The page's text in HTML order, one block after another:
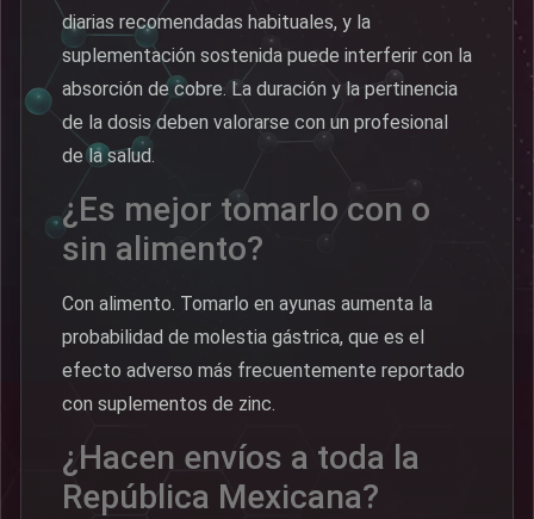
diarias recomendadas habituales, y la
suplementación sostenida puede interferir con la
absorción de cobre. La duración y la pertinencia
de la dosis deben valorarse con un profesional
de la salud.
¿Es mejor tomarlo con o
sin alimento?
Con alimento. Tomarlo en ayunas aumenta la
probabilidad de molestia gástrica, que es el
efecto adverso más frecuentemente reportado
con suplementos de zinc.
¿Hacen envíos a toda la
República Mexicana?